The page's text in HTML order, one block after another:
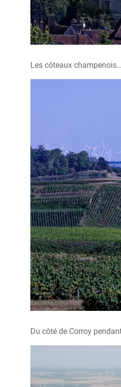
Les côteaux
Du côté de Corroy